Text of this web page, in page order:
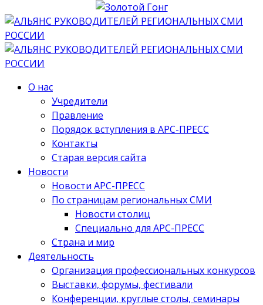
О нас
Учредители
Правление
Порядок вступления в АРС-ПРЕСС
Контакты
Старая версия сайта
Новости
Новости АРС-ПРЕСС
По страницам региональных СМИ
Новости столиц
Специально для АРС-ПРЕСС
Страна и мир
Деятельность
Организация профессиональных конкурсов
Выставки, форумы, фестивали
Конференции, круглые столы, семинары